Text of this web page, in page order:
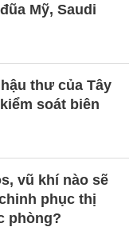
Mỹ, Saudi
thư của Tây
soát biên
vũ khí nào sẽ
phục thị
phòng?